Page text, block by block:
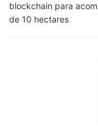
blockchain para
de 10 hectares